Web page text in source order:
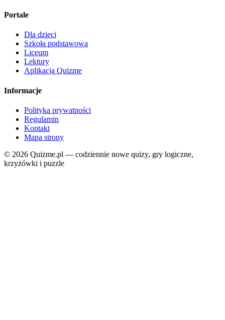
Portale
Dla dzieci
Szkoła podstawowa
Liceum
Lektury
Aplikacja Quizme
Informacje
Polityka prywatności
Regulamin
Kontakt
Mapa strony
© 2026 Quizme.pl — codziennie nowe quizy, gry logiczne,
krzyżówki i puzzle